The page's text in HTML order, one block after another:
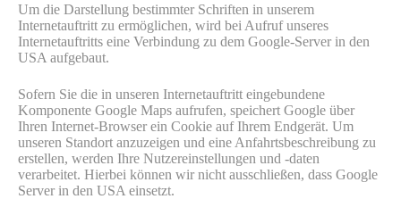
Um die Darstellung bestimmter Schriften in unserem
Internetauftritt zu ermöglichen, wird bei Aufruf unseres
Internetauftritts eine Verbindung zu dem Google-Server in den
USA aufgebaut.
Sofern Sie die in unseren Internetauftritt eingebundene
Komponente Google Maps aufrufen, speichert Google über
Ihren Internet-Browser ein Cookie auf Ihrem Endgerät. Um
unseren Standort anzuzeigen und eine Anfahrtsbeschreibung zu
erstellen, werden Ihre Nutzereinstellungen und -daten
verarbeitet. Hierbei können wir nicht ausschließen, dass Google
Server in den USA einsetzt.